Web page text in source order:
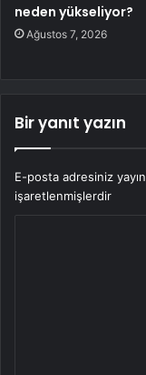
neden yükseliyor?
Ağustos 7, 2026
Bir yanıt yazın
E-posta adresiniz
işaretlenmişlerdir